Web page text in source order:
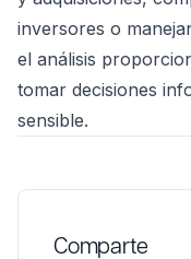
inversores o
el análisis
tomar decisiones
sensible.
Comparte